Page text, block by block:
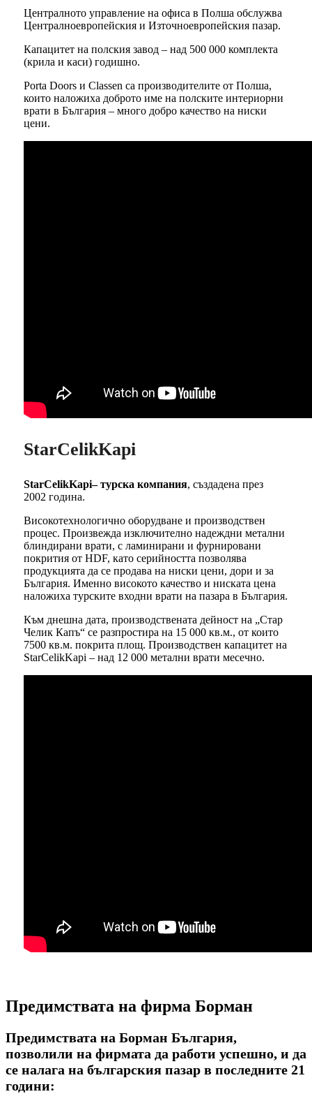
Централното управление на офиса в Полша обслужва
Централноевропейския и Източноевропейския пазар.
Капацитет на полския завод – над 500 000 комплекта
(крила и каси) годишно.
Porta Doors и Classen са производителите от Полша,
които наложиха доброто име на полските интериорни
врати в България – много добро качество на ниски
цени.
StarCelikKapi
StarCelikKapi– турска компания, създадена през
2002 година.
Високотехнологично оборудване и производствен
процес. Произвежда изключително надеждни метални
блиндирани врати, с ламинирани и фурнировани
покрития от HDF, като серийността позволява
продукцията да се продава на ниски цени, дори и за
България. Именно високото качество и ниската цена
наложиха турските входни врати на пазара в България.
Към днешна дата, производствената дейност на „Стар
Челик Капъ“ се разпростира на 15 000 кв.м., от които
7500 кв.м. покрита площ. Производствен капацитет на
StarCelikKapi – над 12 000 метални врати месечно.
Предимствата на фирма Борман
Предимствата на Борман България,
позволили на фирмата да работи успешно, и да
се налага на българския пазар в последните 21
години: